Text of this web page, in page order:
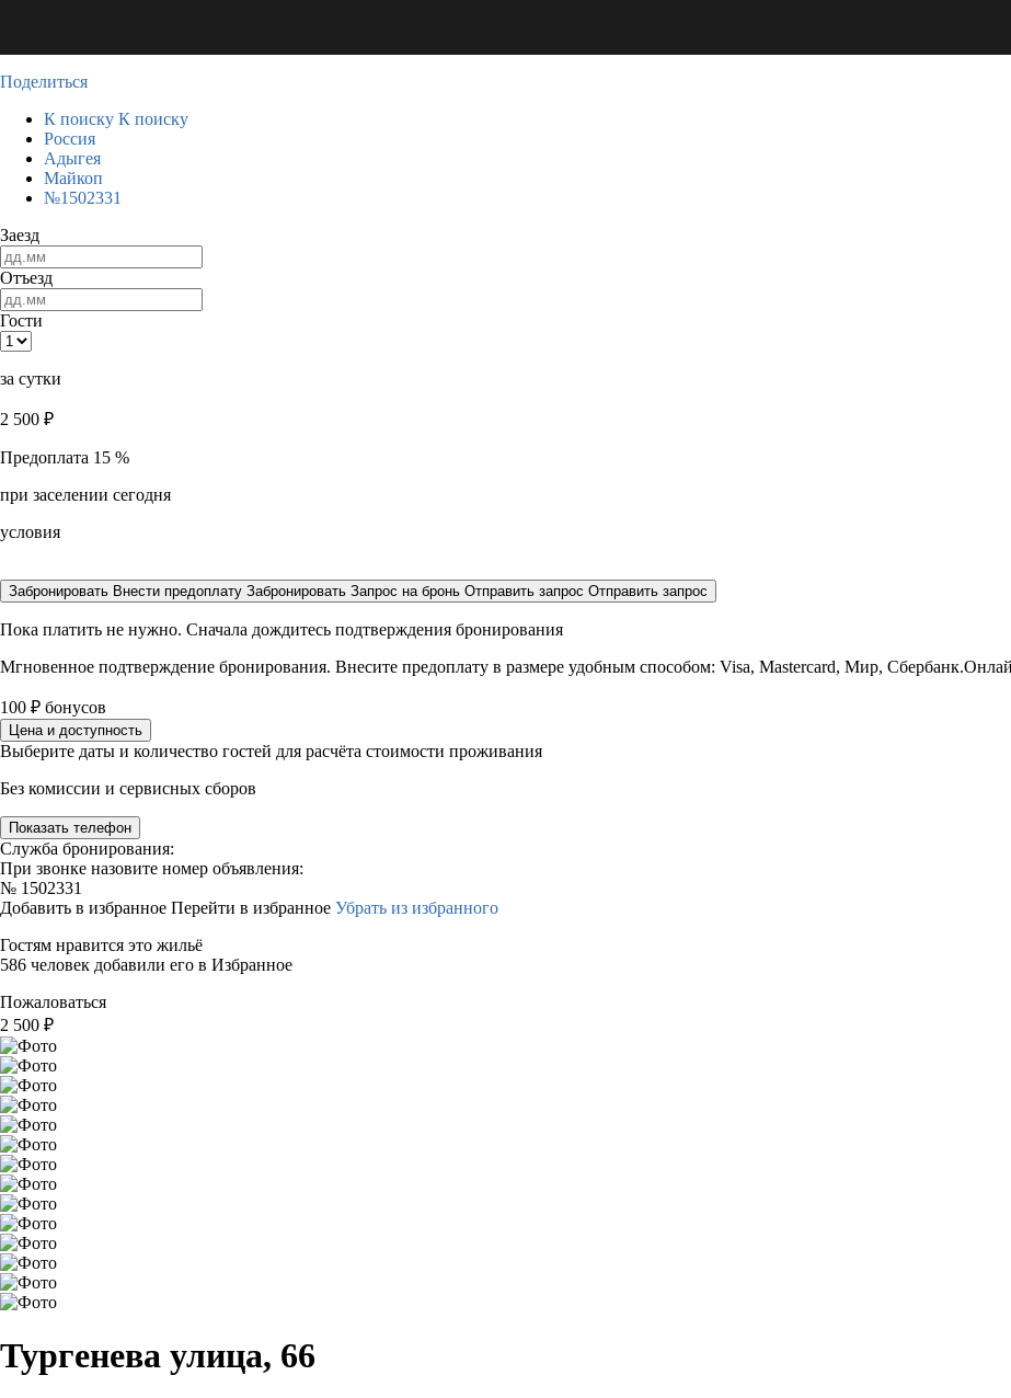
Поделиться
К поиску К поиску
Россия
Адыгея
Майкоп
№1502331
Заезд
Отъезд
Гости
за сутки
2 500 ₽
Предоплата 15 %
при заселении сегодня
условия
Забронировать Внести предоплату Забронировать Запрос на бронь Отправить запрос Отправить запрос
Пока платить не нужно. Сначала дождитесь подтверждения бронирования
Мгновенное подтверждение бронирования. Внесите предоплату в размере удобным способом: Visa, Mastercard, Мир,
100 ₽ бонусов
Цена и доступность
Выберите даты и количество гостей для расчёта стоимости проживания
Без комиссии и сервисных сборов
Показать телефон
Служба бронирования:
При звонке назовите номер объявления:
№ 1502331
Добавить в избранное Перейти в избранное Убрать из избранного
Гостям нравится это жильё
586 человек добавили его в Избранное
Пожаловаться
2 500 ₽
Тургенева улица, 66